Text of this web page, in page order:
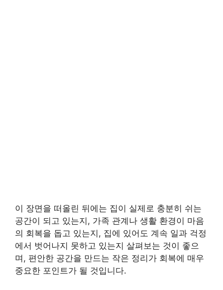
이 장면을 떠올린 뒤에는 집이 실제로 충분히 쉬는
공간이 되고 있는지, 가족 관계나 생활 환경이 마음
의 회복을 돕고 있는지, 집에 있어도 계속 일과 걱정
에서 벗어나지 못하고 있는지 살펴보는 것이 좋으
며, 편안한 공간을 만드는 작은 정리가 회복에 매우
중요한 포인트가 될 것입니다.